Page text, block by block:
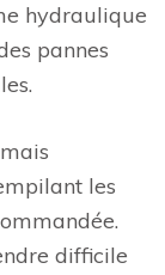
hydraulique
pannes
les
difficile